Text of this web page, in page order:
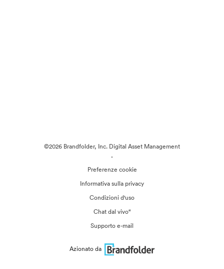
©2026 Brandfolder, Inc. Digital Asset Management
·
Preferenze cookie
Informativa sulla privacy
Condizioni d'uso
Chat dal vivo“
Supporto e-mail
Azionato da